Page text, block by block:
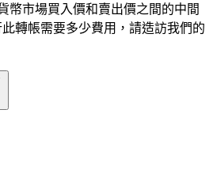
幣市場買入價和賣出價之間的中間
轉帳需要多少費用，請造訪我們的